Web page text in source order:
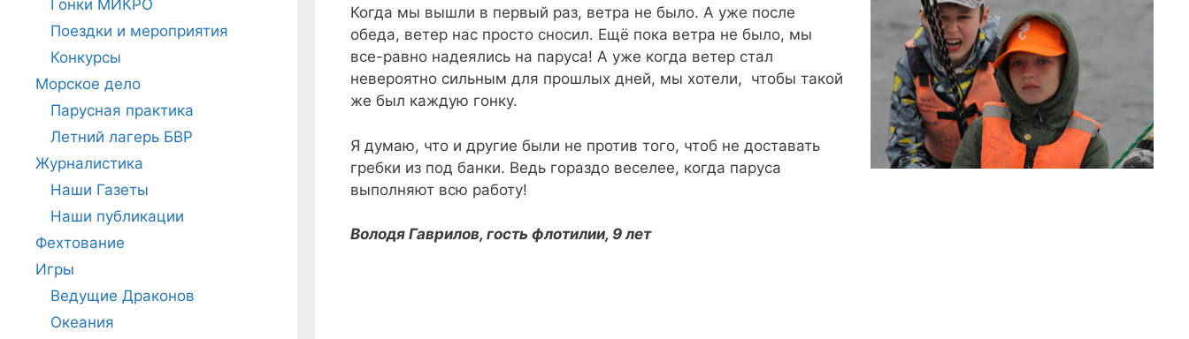
Когда мы вышли в первый раз, ветра не было. А уже после
обеда, ветер нас просто сносил. Ещё пока ветра не было, мы
все-равно надеялись на паруса! А уже когда ветер стал
невероятно сильным для прошлых дней, мы хотели, чтобы такой
же был каждую гонку.
Я думаю, что и другие были не против того, чтоб не доставать
гребки из под банки. Ведь гораздо веселее, когда паруса
выполняют всю работу!
Володя Гаврилов, гость флотилии, 9 лет
Гонки МИКРО
Поездки и мероприятия
Конкурсы
Морское дело
Парусная практика
Летний лагерь БВР
Журналистика
Наши Газеты
Наши публикации
Фехтование
Игры
Ведущие Драконов
Океания